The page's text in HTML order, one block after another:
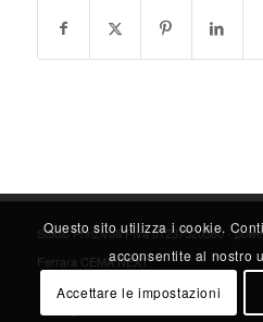
Studio Prinzivalli PIva 01237520380 -
Ferrara CEMA NEXT
Questo sito utilizza i cookie.
acconsentite al nostro
Accettare le impostazioni